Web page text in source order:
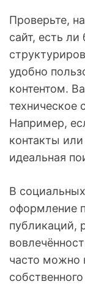
Проверьте,
сайт, есть
удобно
контентом.
техническое
Например,
контакты
идеальная
В
оформление
публикаций,
часто можно